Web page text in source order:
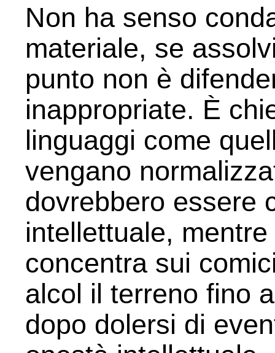
Non ha senso
materiale, se
punto non è
inappropriate. È
linguaggi come
vengano
dovrebbero essere
intellettuale,
concentra sui
alcol il terreno fino
dopo dolersi di